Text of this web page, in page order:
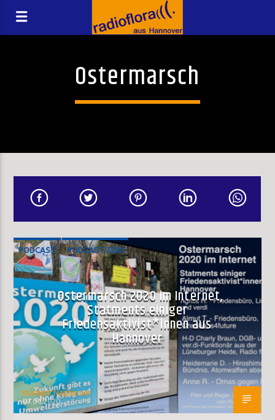
Ostermarsch
PODCAST PODCAST 2020
Ostermarsch 2020 im Internet,
Statments einiger
Friedensaktivist*innen aus
Hannover
Kiumarz Naghipour
07.04.2020